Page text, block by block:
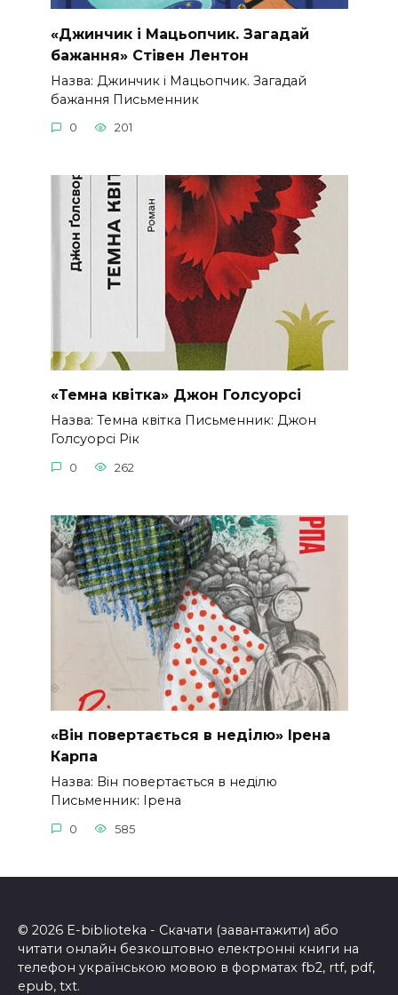
«Джинчик і Мацьопчик. Загадай
бажання» Стівен Лентон
Назва: Джинчик і Мацьопчик. Загадай
бажання Письменник
0 201
«Темна квітка» Джон Голсуорсі
Назва: Темна квітка Письменник: Джон
Голсуорсі Рік
0 262
«Він повертається в неділю» Ірена
Карпа
Назва: Він повертається в неділю
Письменник: Ірена
0 585
© 2026 E-biblioteka - Скачати (завантажити) або
читати онлайн безкоштовно електронні книги на
телефон українською мовою в форматах fb2, rtf, pdf,
epub, txt.